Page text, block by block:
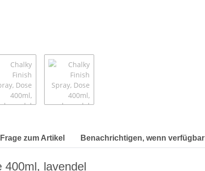
Frage zum Artikel Benachrichtigen, wenn verfügbar
400ml, lavendel